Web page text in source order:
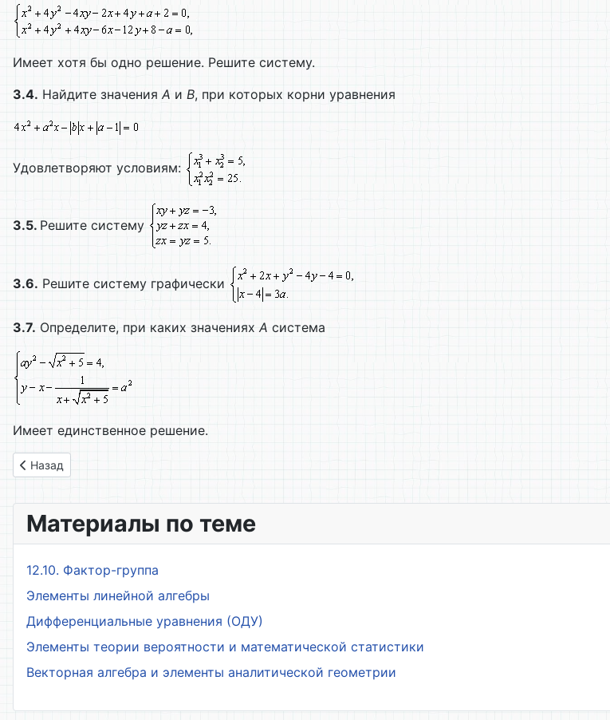
Имеет хотя бы одно решение. Решите систему.
3.4. Найдите значенияA и B, при которых корни уравнения
Удовлетворяют условиям:
3.5. Решите систему
3.6. Решите систему графически
3.7. Определите, при каких значениях А система
Имеет единственное решение.
Предыдущий: 21. Системы и совокупности уравнений
Назад
Материалы по теме
12.10. Фактор-группа
Элементы линейной алгебры
Дифференциальные уравнения (ОДУ)
Элементы теории вероятности и математической статистики
Векторная алгебра и элементы аналитической геометрии